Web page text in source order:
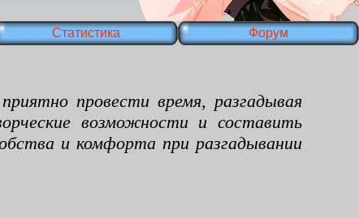
Статистика Форум
провести время, разгадывая
возможности и составить
и комфорта при разгадывании